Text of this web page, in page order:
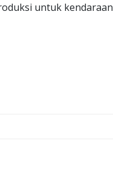
untuk kendaraan